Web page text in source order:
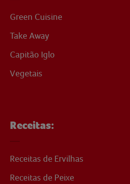
Green Cuisine
Take Away
Capitão Iglo
Vegetais
Receitas:
Receitas de Ervilhas
Receitas de Peixe